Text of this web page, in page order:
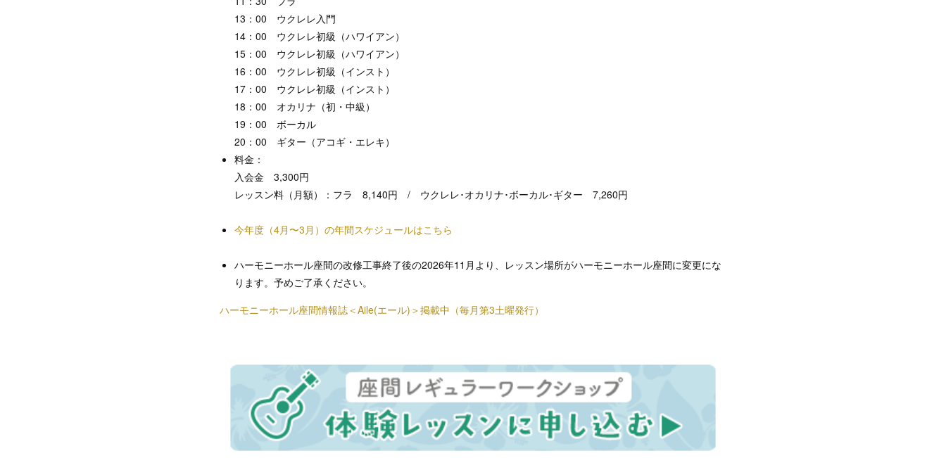
13：00 ウクレレ入門
14：00 ウクレレ初級（ハワイアン）
15：00 ウクレレ初級（ハワイアン）
16：00 ウクレレ初級（インスト）
17：00 ウクレレ初級（インスト）
18：00 オカリナ（初・中級）
19：00 ボーカル
20：00 ギター（アコギ・エレキ）
料金：
入会金 3,300円
レッスン料（月額）：フラ 8,140円 / ウクレレ･オカリナ･ボーカル･ギター 7,260円
今年度（4月〜3月）の年間スケジュールはこちら
ハーモニーホール座間の改修工事終了後の2026年11月より、レッスン場所がハーモニーホール座間に変更にな
ります。予めご了承ください。
ハーモニーホール座間情報誌＜Aile(エール)＞掲載中（毎月第3土曜発行）